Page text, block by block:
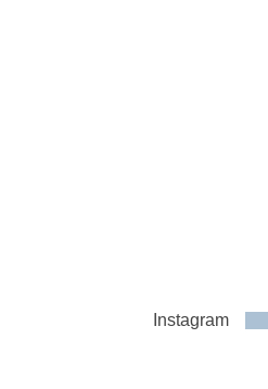
Instagram